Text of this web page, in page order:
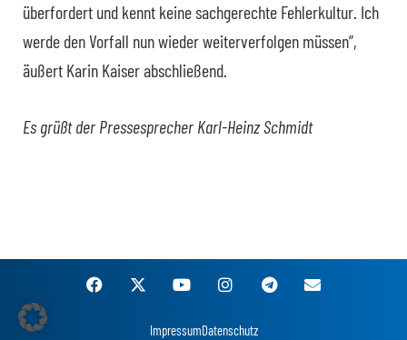
überfordert und kennt keine sachgerechte Fehlerkultur. Ich
werde den Vorfall nun wieder weiterverfolgen müssen”,
äußert Karin Kaiser abschließend.
Es grüßt der Pressesprecher Karl-Heinz Schmidt
ImpressumDatenschutz